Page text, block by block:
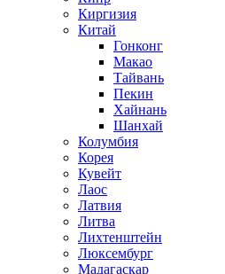
Киргизия
Китай
Гонконг
Макао
Тайвань
Пекин
Хайнань
Шанхай
Колумбия
Корея
Кувейт
Лаос
Латвия
Литва
Лихтенштейн
Люксембург
Мадагаскар